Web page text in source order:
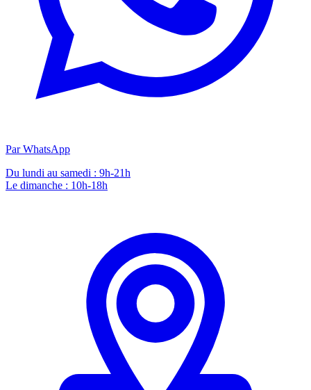
Par WhatsApp
Du lundi au samedi : 9h-21h
Le dimanche : 10h-18h